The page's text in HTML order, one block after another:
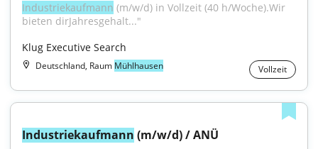
Industriekaufmann (m/w/d) in Vollzeit (40 h/Woche).Wir
bieten dirJahresgehalt..."
Klug Executive Search
Deutschland, Raum Mühlhausen Vollzeit
Industriekaufmann (m/w/d) / ANÜ